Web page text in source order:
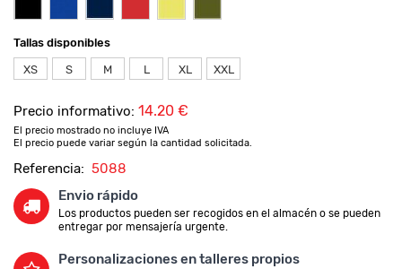
Tallas disponibles
XS
S M L XL XXL
Precio informativo: 14.20 €
El precio mostrado no incluye IVA
El precio puede variar según la cantidad solicitada.
Referencia: 5088
Envio rápido
Los productos pueden ser recogidos en el almacén o se pueden
entregar por mensajería urgente.
Personalizaciones en talleres propios